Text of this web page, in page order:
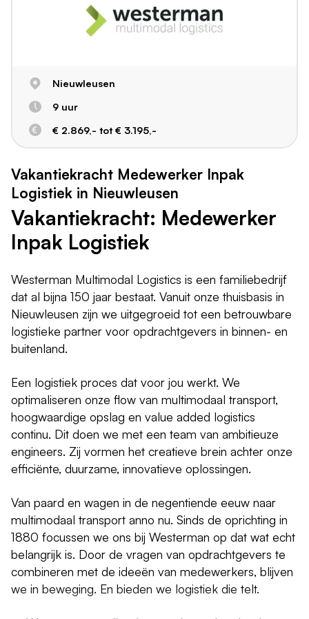
Nieuwleusen
9 uur
€ 2.869,- tot € 3.195,-
Vakantiekracht Medewerker Inpak
Logistiek in Nieuwleusen
Vakantiekracht: Medewerker
Inpak Logistiek
Westerman Multimodal Logistics is een familiebedrijf
dat al bijna 150 jaar bestaat. Vanuit onze thuisbasis in
Nieuwleusen zijn we uitgegroeid tot een betrouwbare
logistieke partner voor opdrachtgevers in binnen- en
buitenland.
Een logistiek proces dat voor jou werkt. We
optimaliseren onze flow van multimodaal transport,
hoogwaardige opslag en value added logistics
continu. Dit doen we met een team van ambitieuze
engineers. Zij vormen het creatieve brein achter onze
efficiënte, duurzame, innovatieve oplossingen.
Van paard en wagen in de negentiende eeuw naar
multimodaal transport anno nu. Sinds de oprichting in
1880 focussen we ons bij Westerman op dat wat echt
belangrijk is. Door de vragen van opdrachtgevers te
combineren met de ideeën van medewerkers, blijven
we in beweging. En bieden we logistiek die telt.